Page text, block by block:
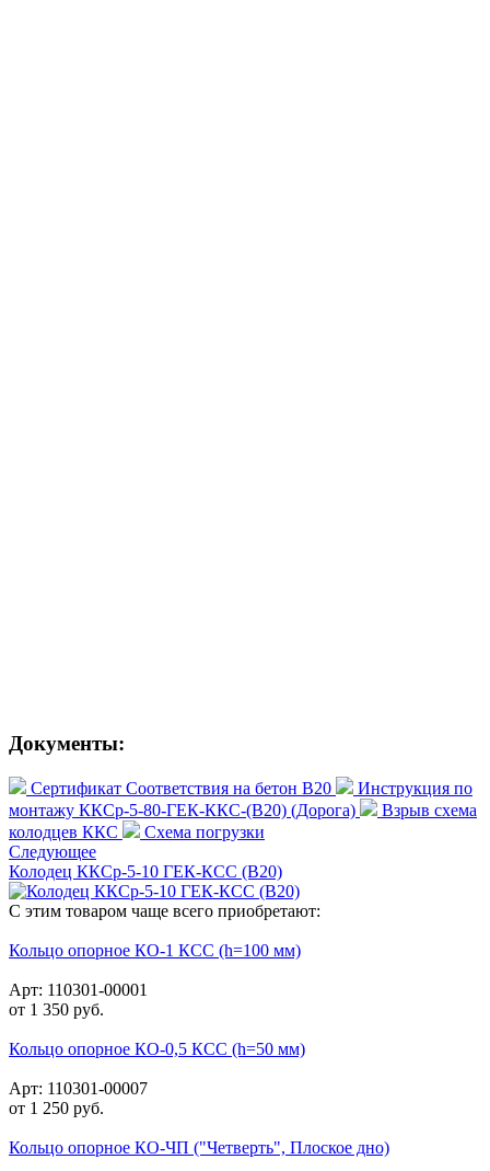
Документы:
Сертификат Соответствия на бетон В20
Инструкция по
монтажу ККСр-5-80-ГЕК-ККС-(В20) (Дорога)
Взрыв схема
колодцев ККС
Схема погрузки
Следующее
Колодец ККСр-5-10 ГЕК-КСС (В20)
С этим товаром чаще всего приобретают:
Кольцо опорное КО-1 КСС (h=100 мм)
Арт: 110301-00001
от 1 350 руб.
Кольцо опорное КО-0,5 КСС (h=50 мм)
Арт: 110301-00007
от 1 250 руб.
Кольцо опорное КО-ЧП ("Четверть", Плоское дно)